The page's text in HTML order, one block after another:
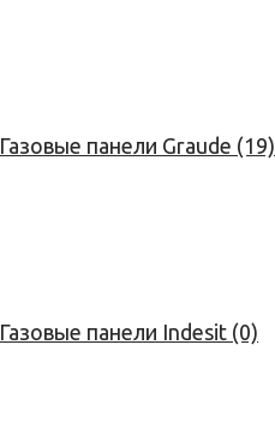
Газовые панели Graude (19)
Газовые панели Indesit (0)